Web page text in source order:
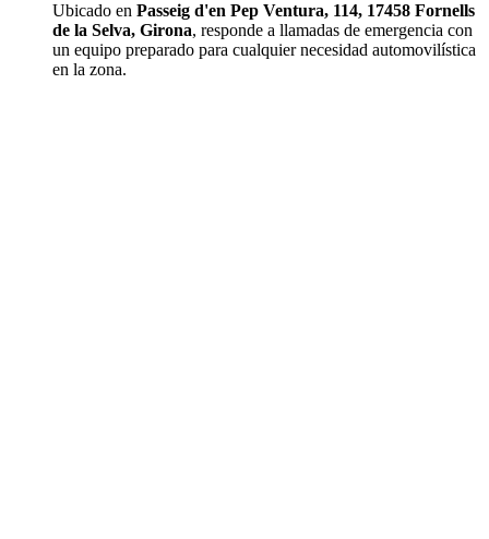
Ubicado en Passeig d'en Pep Ventura, 114, 17458 Fornells
de la Selva, Girona, responde a llamadas de emergencia con
un equipo preparado para cualquier necesidad automovilística
en la zona.